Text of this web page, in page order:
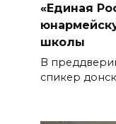
«Единая
школы
В
спикер